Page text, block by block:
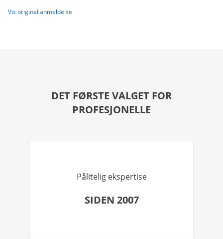
Vis original anmeldelse
DET FØRSTE VALGET FOR
PROFESJONELLE
Pålitelig ekspertise
SIDEN 2007